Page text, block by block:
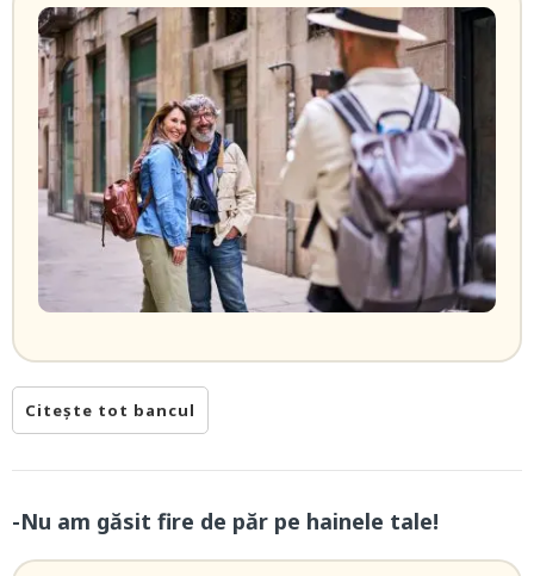
Citește tot bancul
-Nu am găsit fire de păr pe hainele tale!